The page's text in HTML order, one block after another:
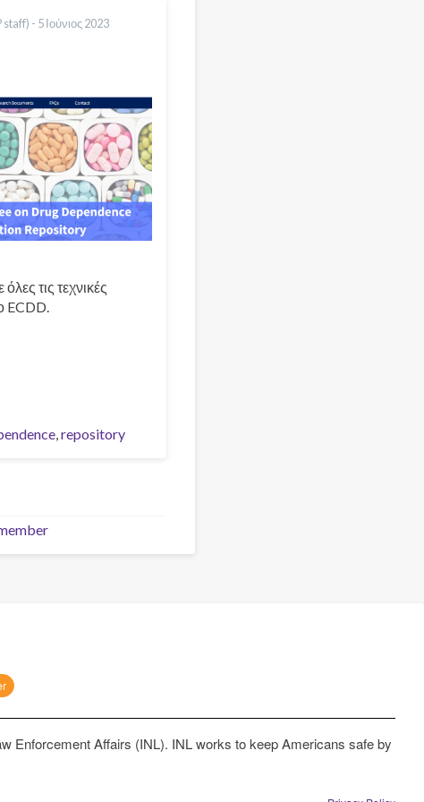
staff) - 5 Ιούνιος 2023
τις τεχνικές
ECDD.
repository
Enforcement Affairs (INL). INL works to keep Americans safe by